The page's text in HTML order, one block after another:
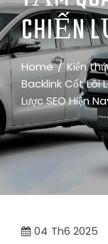
CHIẾN
Home
Kiến
Backlink Cốt Lõi
Lược SEO Hiện
04 Th6 2025